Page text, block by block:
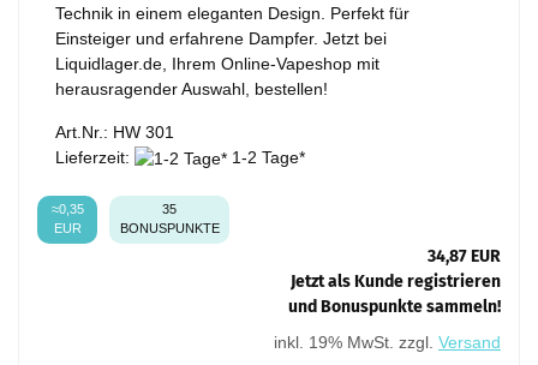
Technik in einem eleganten Design. Perfekt für
Einsteiger und erfahrene Dampfer. Jetzt bei
Liquidlager.de, Ihrem Online-Vapeshop mit
herausragender Auswahl, bestellen!
Art.Nr.: HW 301
Lieferzeit:
1-2 Tage*
35
BONUSPUNKTE
≈0,35
EUR
34,87 EUR
Jetzt als Kunde registrieren
und Bonuspunkte sammeln!
inkl. 19% MwSt. zzgl. Versand